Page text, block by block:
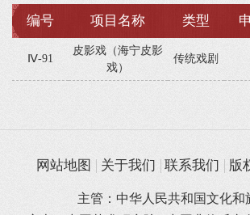
编号 项目名称 类型
Ⅳ-91
皮影戏（海宁皮影
戏）
传统戏剧
网站地图 关于我们 联系我们 版
主管：中华人民共和国文化和